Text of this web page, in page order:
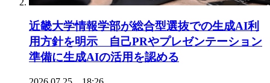
近畿大学情報学部が総合型選抜での生成AI利
用方針を明示 自己PRやプレゼンテーション
準備に生成AIの活用を認める